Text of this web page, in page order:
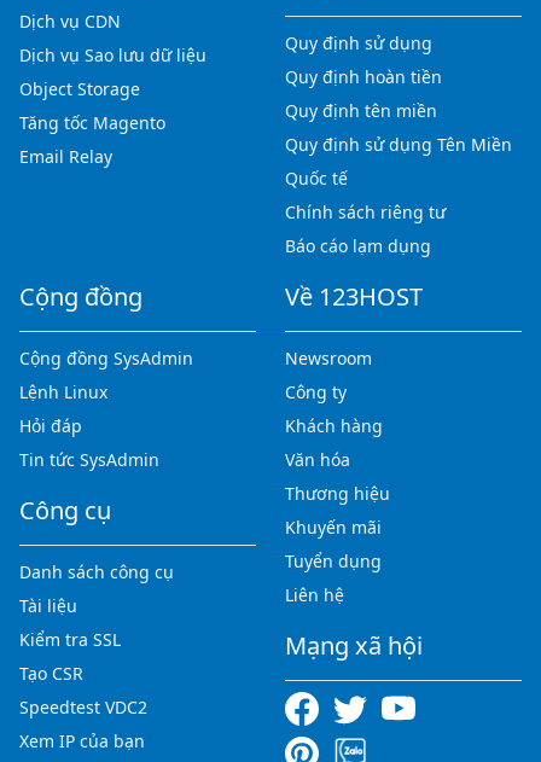
Dịch vụ CDN
Dịch vụ Sao lưu dữ liệu
Object Storage
Tăng tốc Magento
Email Relay
Quy định sử dụng
Quy định hoàn tiền
Quy định tên miền
Quy định sử dụng Tên Miền
Quốc tế
Chính sách riêng tư
Báo cáo lạm dụng
Cộng đồng
Cộng đồng SysAdmin
Lệnh Linux
Hỏi đáp
Tin tức SysAdmin
Công cụ
Danh sách công cụ
Tài liệu
Kiểm tra SSL
Tạo CSR
Speedtest VDC2
Xem IP của bạn
Về 123HOST
Newsroom
Công ty
Khách hàng
Văn hóa
Thương hiệu
Khuyến mãi
Tuyển dụng
Liên hệ
Mạng xã hội